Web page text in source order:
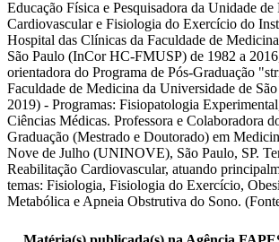
Educação Física e Pesquisadora da Unidade de
Cardiovascular e Fisiologia do Exercício do
Hospital das Clínicas da Faculdade de
São Paulo (InCor HC-FMUSP) de 1982 a
orientadora do Programa de Pós-Graduação
Faculdade de Medicina da Universidade de
2019) - Programas: Fisiopatologia
Ciências Médicas. Professora e Colaboradora
Graduação (Mestrado e Doutorado) em
Nove de Julho (UNINOVE), São Paulo, SP.
Reabilitação Cardiovascular, atuando
temas: Fisiologia, Fisiologia do Exercício,
Metabólica e Apneia Obstrutiva do Sono.